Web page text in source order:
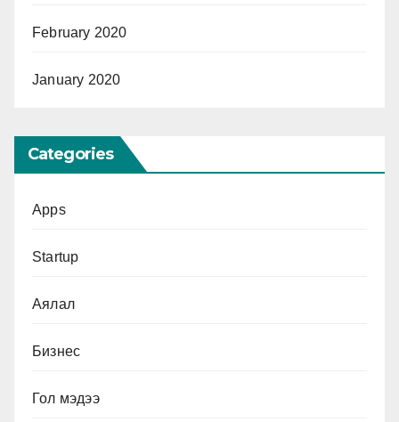
February 2020
January 2020
Categories
Apps
Startup
Аялал
Бизнес
Гол мэдээ